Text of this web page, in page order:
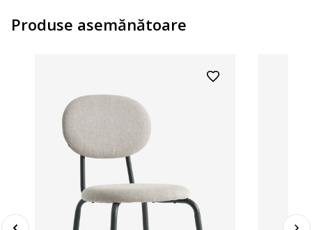
Produse asemănătoare